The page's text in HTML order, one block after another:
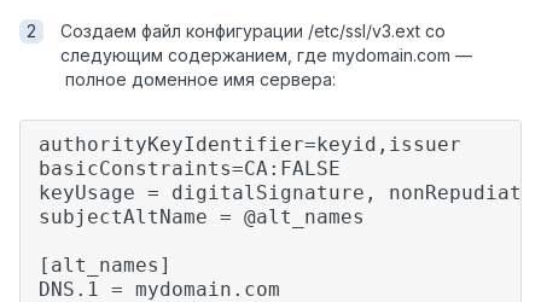
Создаем файл конфигурации /etc/ssl/v3.ext со
следующим содержанием, где mydomain.com —
полное доменное имя сервера:
authorityKeyIdentifier=keyid,issuer
basicConstraints=CA:FALSE
keyUsage = digitalSignature,
subjectAltName = @alt_names
[alt_names]
DNS.1 = mydomain.com